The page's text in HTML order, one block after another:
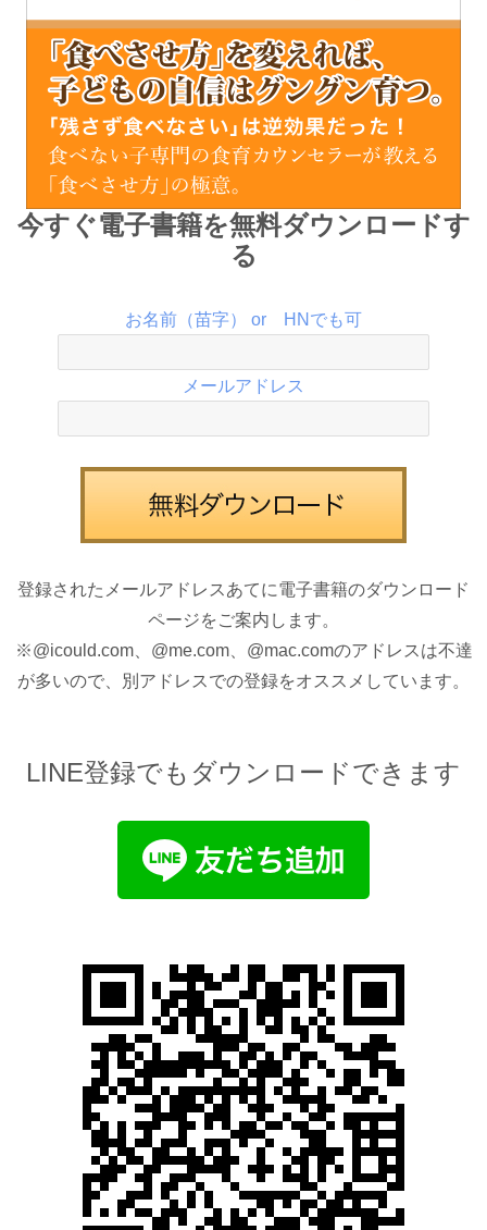
今すぐ電子書籍を無料ダウンロードす
る
お名前（苗字） or HNでも可
メールアドレス
登録されたメールアドレスあてに電子書籍のダウンロード
ページをご案内します。
※@icould.com、@me.com、@mac.comのアドレスは不達
が多いので、別アドレスでの登録をオススメしています。
LINE登録でもダウンロードできます